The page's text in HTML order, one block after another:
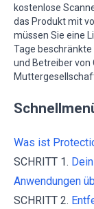
kostenlose
das Produkt mit
müssen Sie eine
Tage
und Betreiber von
Was ist
SCHRITT 1.
Anwendungen
SCHRITT 2.